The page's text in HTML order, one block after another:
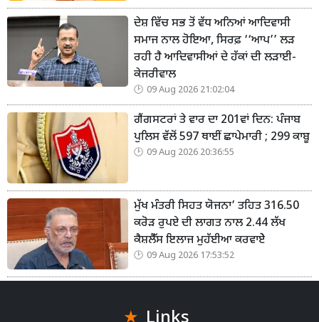
ਦੇਸ਼ ਵਿੱਚ ਸਭ ਤੋਂ ਵੱਧ ਅਨਿਆਂ ਆਦਿਵਾਸੀ
ਸਮਾਜ ਨਾਲ ਹੋਇਆ, ਸਿਰਫ਼ ‘‘ਆਪ’’ ਲੜ
ਰਹੀ ਹੈ ਆਦਿਵਾਸੀਆਂ ਦੇ ਹੱਕਾਂ ਦੀ ਲੜਾਈ-
ਕੇਜਰੀਵਾਲ
09 Aug 2026 21:02:04
ਗੈਂਗਸਟਰਾਂ ਤੇ ਵਾਰ ਦਾ 201ਵਾਂ ਦਿਨ: ਪੰਜਾਬ
ਪੁਲਿਸ ਵੱਲੋਂ 597 ਥਾਈਂ ਛਾਪੇਮਾਰੀ ; 299 ਕਾਬੂ
09 Aug 2026 20:36:55
ਮੁੱਖ ਮੰਤਰੀ ਸਿਹਤ ਯੋਜਨਾ’ ਤਹਿਤ 316.50
ਕਰੋੜ ਰੁਪਏ ਦੀ ਲਾਗਤ ਨਾਲ 2.44 ਲੱਖ
ਕੈਸ਼ਲੈੱਸ ਇਲਾਜ ਮੁਹੱਈਆ ਕਰਵਾਏੇ
09 Aug 2026 17:53:52